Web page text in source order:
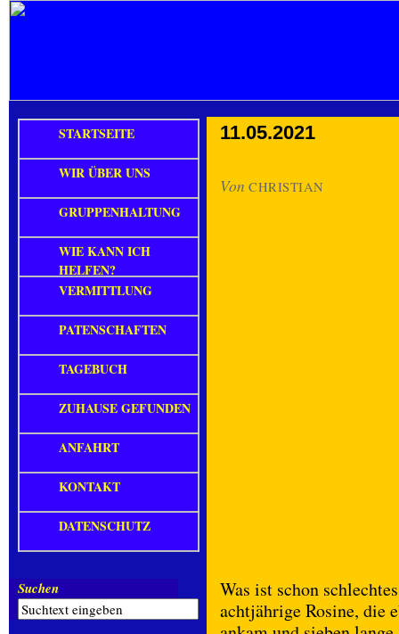
11.05.2021
Von CHRISTIAN
Was ist schon
achtjährige Rosine, die
STARTSEITE
WIR ÜBER UNS
GRUPPENHALTUNG
WIE KANN ICH
HELFEN?
VERMITTLUNG
PATENSCHAFTEN
TAGEBUCH
ZUHAUSE GEFUNDEN
ANFAHRT
KONTAKT
DATENSCHUTZ
Suchen